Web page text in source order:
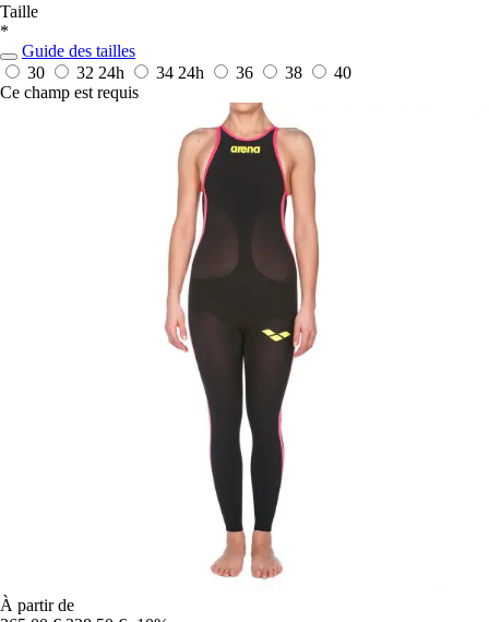
Taille
*
Guide des tailles
30
32 24h 34 24h 36 38
40
Ce champ est requis
À partir de